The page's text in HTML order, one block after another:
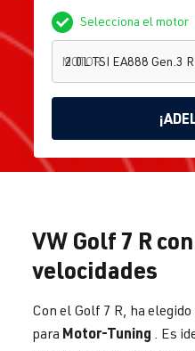
Selecciona el motor
MOTOR
Inicio Volkswagen
VW Golf 7 R
velocidades
Con el Golf 7 R, ha
para Motor-Tuning . Es